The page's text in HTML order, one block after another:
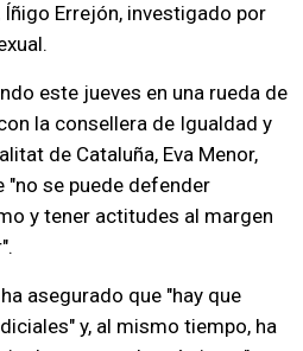
Errejón, investigado por
este jueves en una rueda de
la consellera de Igualdad y
de Cataluña, Eva Menor,
"no se puede defender
y tener actitudes al margen
asegurado que "hay que
y, al mismo tiempo, ha